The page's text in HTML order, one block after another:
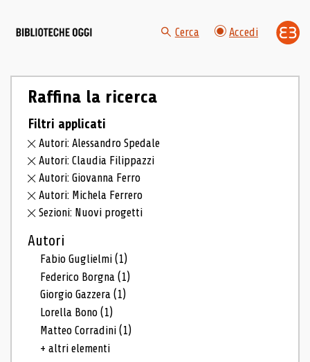
Cerca Accedi
Raffina la ricerca
Filtri applicati
Autori: Alessandro Spedale
Autori: Claudia Filippazzi
Autori: Giovanna Ferro
Autori: Michela Ferrero
Sezioni: Nuovi progetti
Autori
Fabio Guglielmi(1)
Federico Borgna(1)
Giorgio Gazzera(1)
Lorella Bono(1)
Matteo Corradini(1)
+ altri elementi